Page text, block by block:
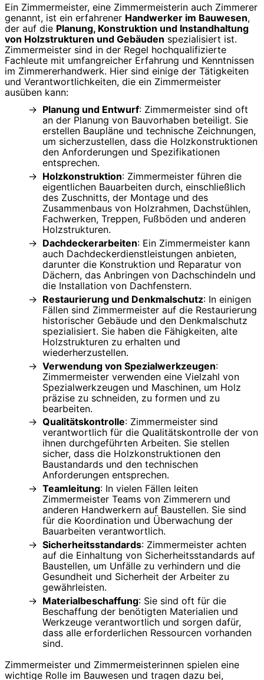
Ein Zimmermeister, eine Zimmermeisterin auch Zimmerer
genannt, ist ein erfahrener Handwerker im Bauwesen,
der auf die Planung, Konstruktion und Instandhaltung
von Holzstrukturen und Gebäuden spezialisiert ist.
Zimmermeister sind in der Regel hochqualifizierte
Fachleute mit umfangreicher Erfahrung und Kenntnissen
im Zimmererhandwerk. Hier sind einige der Tätigkeiten
und Verantwortlichkeiten, die ein Zimmermeister
ausüben kann:
Planung und Entwurf: Zimmermeister sind oft
an der Planung von Bauvorhaben beteiligt. Sie
erstellen Baupläne und technische Zeichnungen,
um sicherzustellen, dass die Holzkonstruktionen
den Anforderungen und Spezifikationen
entsprechen.
Holzkonstruktion: Zimmermeister führen die
eigentlichen Bauarbeiten durch, einschließlich
des Zuschnitts, der Montage und des
Zusammenbaus von Holzrahmen, Dachstühlen,
Fachwerken, Treppen, Fußböden und anderen
Holzstrukturen.
Dachdeckerarbeiten: Ein Zimmermeister kann
auch Dachdeckerdienstleistungen anbieten,
darunter die Konstruktion und Reparatur von
Dächern, das Anbringen von Dachschindeln und
die Installation von Dachfenstern.
Restaurierung und Denkmalschutz: In einigen
Fällen sind Zimmermeister auf die Restaurierung
historischer Gebäude und den Denkmalschutz
spezialisiert. Sie haben die Fähigkeiten, alte
Holzstrukturen zu erhalten und
wiederherzustellen.
Verwendung von Spezialwerkzeugen:
Zimmermeister verwenden eine Vielzahl von
Spezialwerkzeugen und Maschinen, um Holz
präzise zu schneiden, zu formen und zu
bearbeiten.
Qualitätskontrolle: Zimmermeister sind
verantwortlich für die Qualitätskontrolle der von
ihnen durchgeführten Arbeiten. Sie stellen
sicher, dass die Holzkonstruktionen den
Baustandards und den technischen
Anforderungen entsprechen.
Teamleitung: In vielen Fällen leiten
Zimmermeister Teams von Zimmerern und
anderen Handwerkern auf Baustellen. Sie sind
für die Koordination und Überwachung der
Bauarbeiten verantwortlich.
Sicherheitsstandards: Zimmermeister achten
auf die Einhaltung von Sicherheitsstandards auf
Baustellen, um Unfälle zu verhindern und die
Gesundheit und Sicherheit der Arbeiter zu
gewährleisten.
Materialbeschaffung: Sie sind oft für die
Beschaffung der benötigten Materialien und
Werkzeuge verantwortlich und sorgen dafür,
dass alle erforderlichen Ressourcen vorhanden
sind.
Zimmermeister und Zimmermeisterinnen spielen eine
wichtige Rolle im Bauwesen und tragen dazu bei,